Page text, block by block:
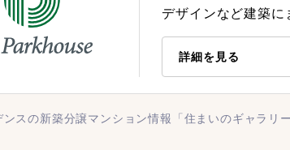
デザインなど建築に
詳細を見る
ンスの新築分譲マンション情報「住まいのギャラリ